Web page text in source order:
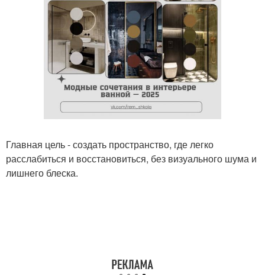
Главная цель - создать пространство, где легко
расслабиться и восстановиться, без визуального шума и
лишнего блеска.